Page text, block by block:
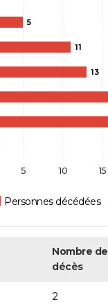
5
11
13
Personnes décédées
5 10 15
Nombre de
décès
2